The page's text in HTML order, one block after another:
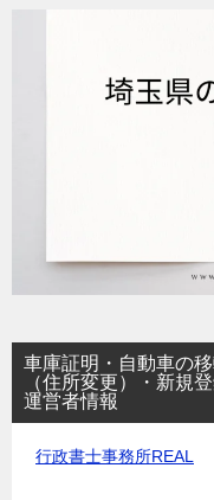
車庫証明・自動車の
（住所変更）・新規
運営者情報
行政書士事務所REAL